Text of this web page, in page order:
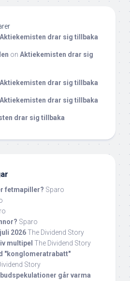
Aktiekemisten drar sig tillbaka
on Aktiekemisten drar sig
Aktiekemisten drar sig tillbaka
Aktiekemisten drar sig tillbaka
drar sig tillbaka
fetmapiller? Sparo
Sparo
2026The Dividend Story
multipel The Dividend Story
"konglomeratrabatt"
Story
går varma